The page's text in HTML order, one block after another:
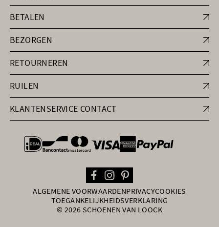
BETALEN
BEZORGEN
RETOURNEREN
RUILEN
KLANTENSERVICE CONTACT
general.paymentOptions
ALGEMENE VOORWAARDENPRIVACYCOOKIES
TOEGANKELIJKHEIDSVERKLARING
© 2026 SCHOENEN VAN LOOCK